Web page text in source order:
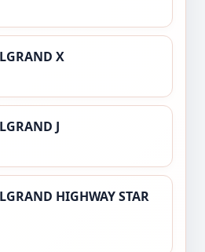
X
J
HIGHWAY STAR